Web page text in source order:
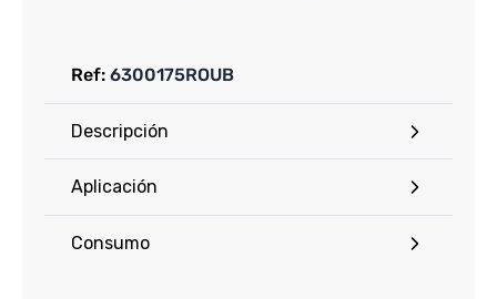
Ref: 6300175ROUB
Descripción
Aplicación
Consumo